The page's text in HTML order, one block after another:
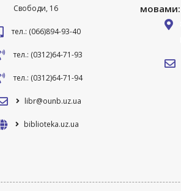
Свободи, 16
тел.: (066)894-93-40
тел.: (0312)64-71-93
тел.: (0312)64-71-94
libr@ounb.uz.ua
biblioteka.uz.ua
мовами: